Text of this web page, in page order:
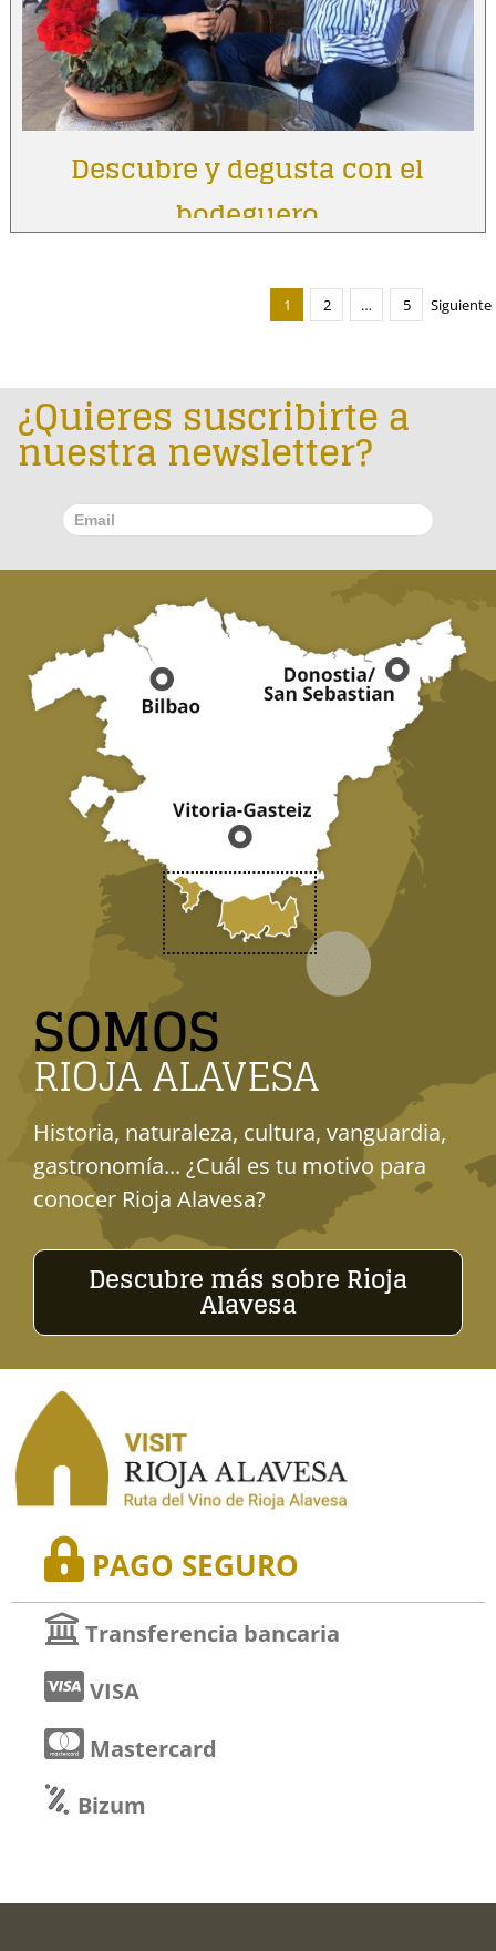
Descubre y degusta con el
bodeguero
1 2 … 5 Siguiente
¿Quieres suscribirte a
nuestra newsletter?
SOMOS
RIOJA ALAVESA
Historia, naturaleza, cultura, vanguardia,
gastronomía... ¿Cuál es tu motivo para
conocer Rioja Alavesa?
Descubre más sobre Rioja
Alavesa
PAGO SEGURO
Transferencia bancaria
VISA
Mastercard
Bizum